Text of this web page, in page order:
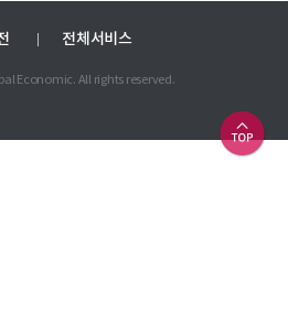
전체서비스
Economic. All rights reserved.